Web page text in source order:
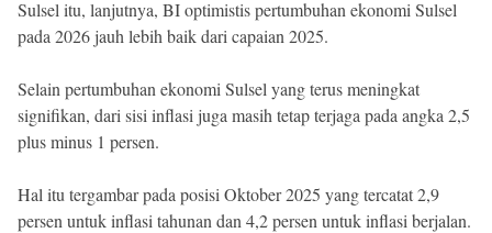
Sulsel itu, lanjutnya, BI optimistis pertumbuhan ekonomi Sulsel
pada 2026 jauh lebih baik dari capaian 2025.
Selain pertumbuhan ekonomi Sulsel yang terus meningkat
signifikan, dari sisi inflasi juga masih tetap terjaga pada angka 2,5
plus minus 1 persen.
Hal itu tergambar pada posisi Oktober 2025 yang tercatat 2,9
persen untuk inflasi tahunan dan 4,2 persen untuk inflasi berjalan.